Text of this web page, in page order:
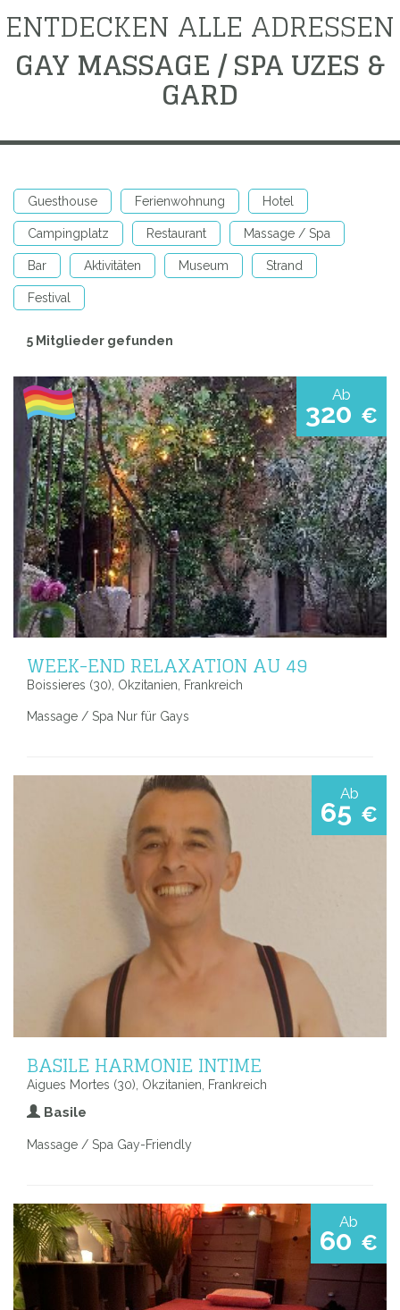
ENTDECKEN ALLE ADRESSEN
GAY MASSAGE / SPA UZES &
GARD
Guesthouse Ferienwohnung Hotel
Campingplatz Restaurant Massage / Spa
Bar Aktivitäten Museum Strand
Festival
5 Mitglieder gefunden
Ab
320 €
WEEK-END RELAXATION AU 49
Boissieres (30), Okzitanien, Frankreich
Massage / Spa Nur für Gays
Ab
65 €
BASILE HARMONIE INTIME
Aigues Mortes (30), Okzitanien, Frankreich
Basile
Massage / Spa Gay-Friendly
Ab
60 €